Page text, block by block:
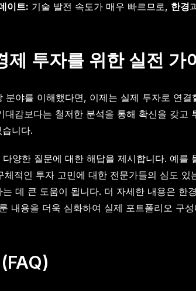
이트: 기술 발전 속도가 매우 빠르므로, 한경
제 투자를 위한 실전 가
분야를 이해했다면, 이제는 실제 투자로 연
대감보다는 철저한 분석을 통해 확신을 갖
니다.
양한 질문에 대한 해답을 제시합니다. 예
적인 투자 고민에 대한 전문가들의 심도
데 큰 도움이 됩니다. 더 자세한 내용은 한
내용을 더욱 심화하여 실제 포트폴리오 구